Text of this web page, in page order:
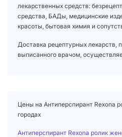
лекарственных средств:
средства, БАДы, медицинские
красоты, бытовая химия и
Доставка рецептурных лекарств,
выписанного врачом,
Цены на Антиперспирант Rexona
городах
Антиперспирант Rexona ролик